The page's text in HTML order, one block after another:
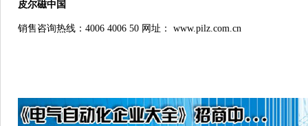
皮尔磁中国
销售咨询热线： 4006 4006 50 网址： www.pilz.com.cn